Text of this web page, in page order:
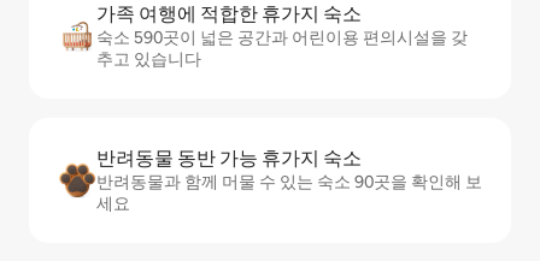
가족 여행에 적합한 휴가지 숙소
숙소 590곳이 넓은 공간과 어린이용 편의시설을 갖
추고 있습니다
반려동물 동반 가능 휴가지 숙소
반려동물과 함께 머물 수 있는 숙소 90곳을 확인해 보
세요